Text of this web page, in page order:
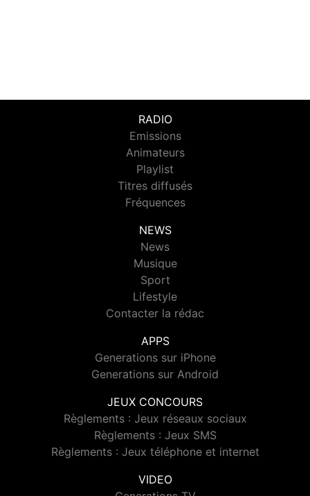
RADIO
Emissions
Animateurs
Playlist
Titres diffusés
Fréquences
NEWS
News
Musique
Sport
Lifestyle
Contacter la rédac
APPS
Generations sur iPhone
Generations sur Android
JEUX CONCOURS
Règlements : Jeux réseaux sociaux
Règlements : Jeux SMS
Règlements : Jeux téléphone et internet
VIDEO